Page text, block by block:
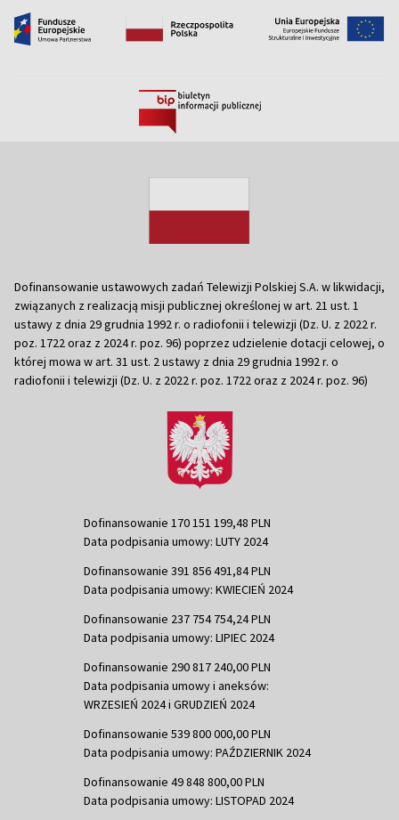
Dofinansowanie ustawowych zadań Telewizji Polskiej S.A. w likwidacji,
związanych z realizacją misji publicznej określonej w art. 21 ust. 1
ustawy z dnia 29 grudnia 1992 r. o radiofonii i telewizji (Dz. U. z 2022 r.
poz. 1722 oraz z 2024 r. poz. 96) poprzez udzielenie dotacji celowej, o
której mowa w art. 31 ust. 2 ustawy z dnia 29 grudnia 1992 r. o
radiofonii i telewizji (Dz. U. z 2022 r. poz. 1722 oraz z 2024 r. poz. 96)
Dofinansowanie 170 151 199,48 PLN
Data podpisania umowy: LUTY 2024
Dofinansowanie 391 856 491,84 PLN
Data podpisania umowy: KWIECIEŃ 2024
Dofinansowanie 237 754 754,24 PLN
Data podpisania umowy: LIPIEC 2024
Dofinansowanie 290 817 240,00 PLN
Data podpisania umowy i aneksów:
WRZESIEŃ 2024 i GRUDZIEŃ 2024
Dofinansowanie 539 800 000,00 PLN
Data podpisania umowy: PAŹDZIERNIK 2024
Dofinansowanie 49 848 800,00 PLN
Data podpisania umowy: LISTOPAD 2024